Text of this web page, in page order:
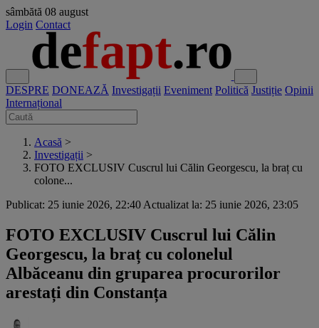
sâmbătă 08 august
Login Contact
DESPRE DONEAZĂ Investigații Eveniment Politică Justiție Opinii
Internațional
Acasă >
Investigații >
FOTO EXCLUSIV Cuscrul lui Călin Georgescu, la braț cu
colone...
Publicat: 25 iunie 2026, 22:40 Actualizat la: 25 iunie 2026, 23:05
FOTO EXCLUSIV Cuscrul lui Călin
Georgescu, la braț cu colonelul
Albăceanu din gruparea procurorilor
arestați din Constanța